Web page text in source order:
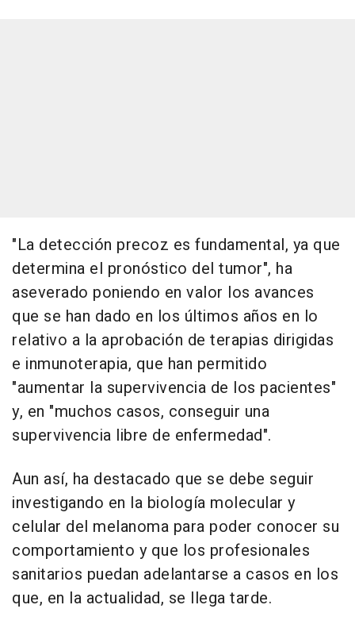
"La detección precoz es fundamental, ya que
determina el pronóstico del tumor", ha
aseverado poniendo en valor los avances
que se han dado en los últimos años en lo
relativo a la aprobación de terapias dirigidas
e inmunoterapia, que han permitido
"aumentar la supervivencia de los pacientes"
y, en "muchos casos, conseguir una
supervivencia libre de enfermedad".
Aun así, ha destacado que se debe seguir
investigando en la biología molecular y
celular del melanoma para poder conocer su
comportamiento y que los profesionales
sanitarios puedan adelantarse a casos en los
que, en la actualidad, se llega tarde.